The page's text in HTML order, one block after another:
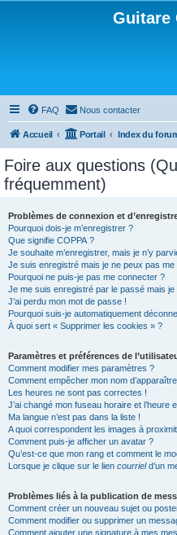
Guitare
FAQ Nous contacter
Accueil Portail Index du
Foire aux questions
fréquemment)
Problèmes de connexion et
Pourquoi dois-je m’enregistrer ?
Que signifie COPPA ?
Je souhaite m’enregistrer, mais je n’y
Je suis enregistré mais je ne peux pas me
Pourquoi ne puis-je pas me connecter ?
Je me suis enregistré par le passé mais
J’ai perdu mon mot de passe !
Pourquoi suis-je automatiquement
À quoi sert « Supprimer les cookies » ?
Paramètres et préférences de
Comment modifier mes paramètres ?
Comment empêcher mon nom
Les heures ne sont pas correctes !
J’ai changé mon fuseau horaire et l’heure
Ma langue n’est pas dans la liste !
A quoi correspondent les images à
Comment puis-je afficher un avatar ?
Qu’est-ce que mon rang et comment le
Lorsque je clique sur le lien courrield’un
Problèmes liés à la publication de
Comment créer un nouveau sujet ou
Comment modifier ou supprimer un
Comment ajouter une signature à mes